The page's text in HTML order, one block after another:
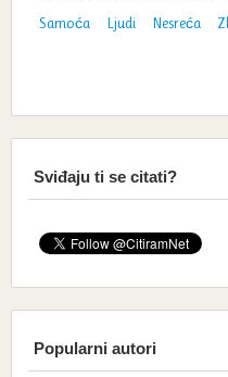
Samoća
Ljudi Nesreća
Sviđaju ti se citati?
Popularni autori